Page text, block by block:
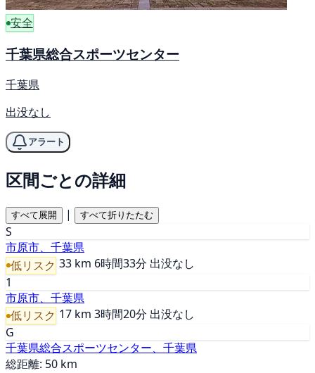
安全
千葉県総合スポーツセンター
千葉県
出没なし
アラート
区間ごとの詳細
すべて展開 | すべて折りたたむ
S
市原市、千葉県
低リスク 33 km 6時間33分 出没なし
1
市原市、千葉県
低リスク 17 km 3時間20分 出没なし
G
千葉県総合スポーツセンター、千葉県
総距離: 50 km